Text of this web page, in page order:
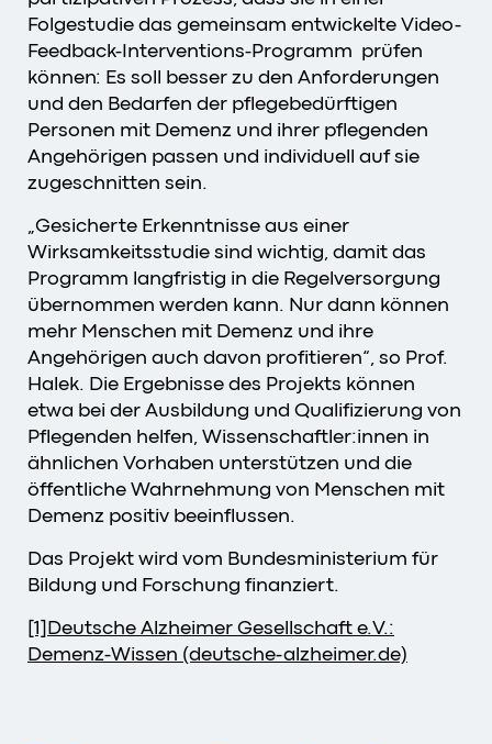
Folgestudie das gemeinsam entwickelte Video-
Feedback-Interventions-Programm prüfen
können: Es soll besser zu den Anforderungen
und den Bedarfen der pflegebedürftigen
Personen mit Demenz und ihrer pflegenden
Angehörigen passen und individuell auf sie
zugeschnitten sein.
„Gesicherte Erkenntnisse aus einer
Wirksamkeitsstudie sind wichtig, damit das
Programm langfristig in die Regelversorgung
übernommen werden kann. Nur dann können
mehr Menschen mit Demenz und ihre
Angehörigen auch davon profitieren“, so Prof.
Halek. Die Ergebnisse des Projekts können
etwa bei der Ausbildung und Qualifizierung von
Pflegenden helfen, Wissenschaftler:innen in
ähnlichen Vorhaben unterstützen und die
öffentliche Wahrnehmung von Menschen mit
Demenz positiv beeinflussen.
Das Projekt wird vom Bundesministerium für
Bildung und Forschung finanziert.
[1]Deutsche Alzheimer Gesellschaft e.V.:
Demenz-Wissen (deutsche-alzheimer.de)